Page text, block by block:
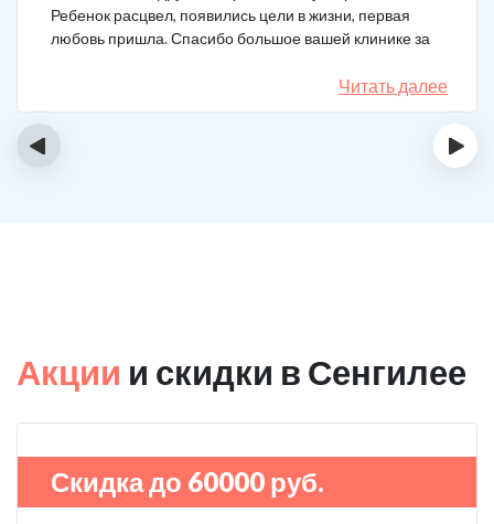
Ребенок расцвел, появились цели в жизни, первая
любовь пришла. Спасибо большое вашей клинике за
Читать далее
‹ ›
Акции и скидки в Сенгилее
Скидка до 60000 руб.